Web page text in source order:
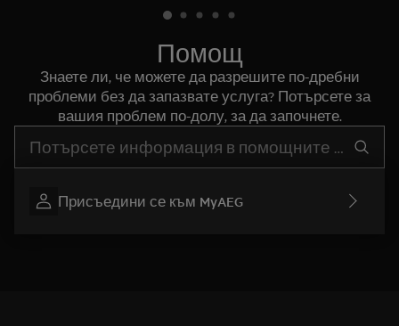
Помощ
Знаете ли, че можете да разрешите по-дребни
проблеми без да запазвате услуга? Потърсете за
вашия проблем по-долу, за да започнете.
Присъедини се към MyAEG